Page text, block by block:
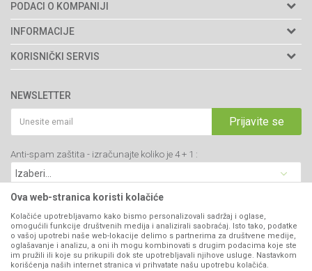
PODACI O KOMPANIJI
Agromarket doo
Adresa: Kraljevačkog bataljona 235/2
34000 Kragujevac, Srbija
webshop@agromarket.rs
PIB: 102135221
Matični broj: 07593252
INFORMACIJE
O nama
Prodavnice
Brendovi
Katalozi
Blog
Najčešća pitanja
KORISNIČKI SERVIS
Politika privatnosti
Kako kupiti
Isporuka
Click & Collect
Načini plaćanja
Plaćanje karticama
Web kredit Raiffeisen banke
Pravo na odustajanje
Reklamacije
NEWSLETTER
Prijavite se
Anti-spam zaštita - izračunajte koliko je 4 + 1 :
VIBER I SMS NEWSLETTER
Prijavite se
Ova web-stranica koristi kolačiće
Kolačiće upotrebljavamo kako bismo personalizovali sadržaj i oglase,
omogućili funkcije društvenih medija i analizirali saobraćaj. Isto tako, podatke
o vašoj upotrebi naše web-lokacije delimo s partnerima za društvene medije,
oglašavanje i analizu, a oni ih mogu kombinovati s drugim podacima koje ste
im pružili ili koje su prikupili dok ste upotrebljavali njihove usluge. Nastavkom
korišćenja naših internet stranica vi prihvatate našu upotrebu kolačića.